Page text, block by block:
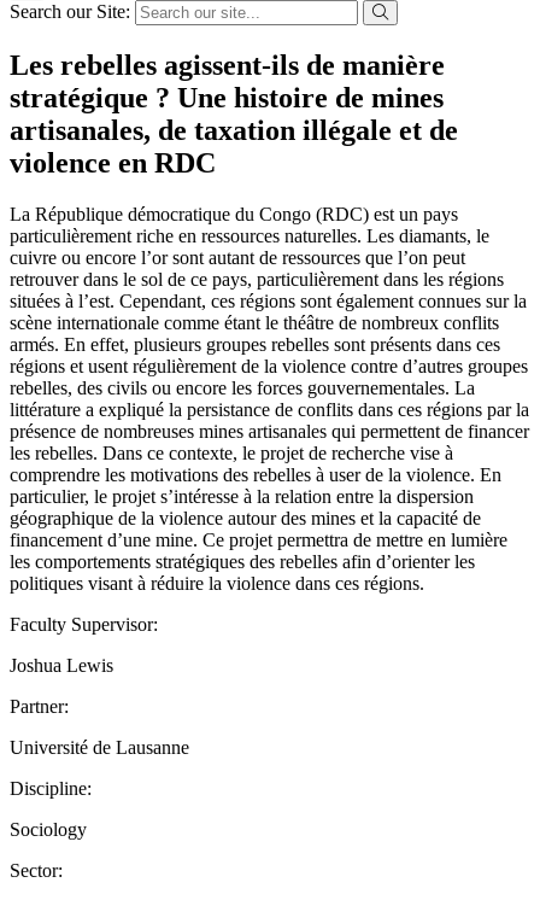
Search our Site:
Les rebelles agissent-ils de manière
stratégique ? Une histoire de mines
artisanales, de taxation illégale et de
violence en RDC
La République démocratique du Congo (RDC) est un pays
particulièrement riche en ressources naturelles. Les diamants, le
cuivre ou encore l’or sont autant de ressources que l’on peut
retrouver dans le sol de ce pays, particulièrement dans les régions
situées à l’est. Cependant, ces régions sont également connues sur la
scène internationale comme étant le théâtre de nombreux conflits
armés. En effet, plusieurs groupes rebelles sont présents dans ces
régions et usent régulièrement de la violence contre d’autres groupes
rebelles, des civils ou encore les forces gouvernementales. La
littérature a expliqué la persistance de conflits dans ces régions par la
présence de nombreuses mines artisanales qui permettent de financer
les rebelles. Dans ce contexte, le projet de recherche vise à
comprendre les motivations des rebelles à user de la violence. En
particulier, le projet s’intéresse à la relation entre la dispersion
géographique de la violence autour des mines et la capacité de
financement d’une mine. Ce projet permettra de mettre en lumière
les comportements stratégiques des rebelles afin d’orienter les
politiques visant à réduire la violence dans ces régions.
Faculty Supervisor:
Joshua Lewis
Partner:
Université de Lausanne
Discipline:
Sociology
Sector: